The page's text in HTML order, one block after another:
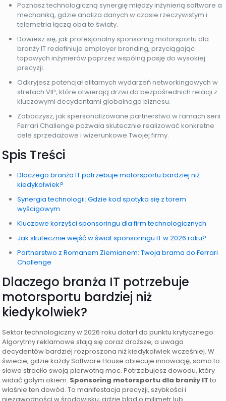
Poznasz technologiczną synergię między inżynierią software a
mechaniką, gdzie analiza danych w czasie rzeczywistym i
telemetria łączą oba te światy.
Dowiesz się, jak profesjonalny sponsoring motorsportu dla
branży IT redefiniuje employer branding, przyciągając
topowych inżynierów poprzez wspólną pasję do wysokiej
precyzji.
Odkryjesz potencjał elitarnych wydarzeń networkingowych w
strefach VIP, które otwierają drzwi do bezpośrednich relacji z
kluczowymi decydentami globalnego biznesu.
Zobaczysz, jak spersonalizowane partnerstwo w ramach serii
Ferrari Challenge pozwala skutecznie realizować konkretne
cele sprzedażowe i wizerunkowe Twojej firmy.
Spis Treści
Dlaczego branża IT potrzebuje motorsportu bardziej niż
kiedykolwiek?
Synergia technologii: Gdzie kod spotyka się z torem
wyścigowym
Kluczowe korzyści sponsoringu dla firm technologicznych
Jak skutecznie wejść w świat sponsoringu IT w 2026 roku?
Partnerstwo z Romanem Ziemianem: Twoja brama do Ferrari
Challenge
Dlaczego branża IT potrzebuje
motorsportu bardziej niż
kiedykolwiek?
Sektor technologiczny w 2026 roku dotarł do punktu krytycznego.
Algorytmy reklamowe stają się coraz droższe, a uwaga
decydentów bardziej rozproszona niż kiedykolwiek wcześniej. W
świecie, gdzie każdy Software House obiecuje innowację, samo to
słowo straciło swoją pierwotną moc. Potrzebujesz dowodu, który
widać gołym okiem. Sponsoring motorsportu dla branży IT to
właśnie ten dowód. To manifestacja precyzji, szybkości i